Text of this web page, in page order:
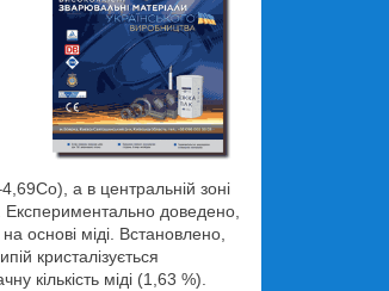
а в центральній зоні
Експериментально доведено,
основі міді. Встановлено,
кристалізується
кількість міді (1,63 %).